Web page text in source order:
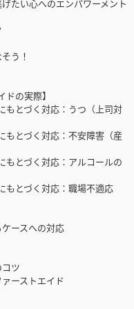
たい心へのエンパワーメント
う！
の実際】
とづく対応：うつ（上司対
とづく対応：不安障害（産
とづく対応：アルコールの
とづく対応：職場不適応
ースへの対応
ツ
ーストエイド